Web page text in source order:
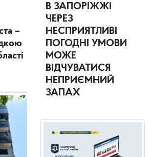
–
В ЗАПОРІЖЖІ
ЧЕРЕЗ
НЕСПРИЯТЛИВІ
ПОГОДНІ УМОВИ
МОЖЕ
ВІДЧУВАТИСЯ
НЕПРИЄМНИЙ
ЗАПАХ